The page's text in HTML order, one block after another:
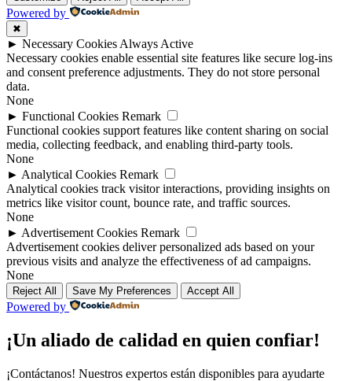
Powered by
✖
► Necessary Cookies Always Active
Necessary cookies enable essential site features like secure log-ins
and consent preference adjustments. They do not store personal
data.
None
► Functional Cookies Remark
Functional cookies support features like content sharing on social
media, collecting feedback, and enabling third-party tools.
None
► Analytical Cookies Remark
Analytical cookies track visitor interactions, providing insights on
metrics like visitor count, bounce rate, and traffic sources.
None
► Advertisement Cookies Remark
Advertisement cookies deliver personalized ads based on your
previous visits and analyze the effectiveness of ad campaigns.
None
Reject All Save My Preferences Accept All
Powered by
¡Un aliado de calidad en quien confiar!
¡Contáctanos! Nuestros expertos están disponibles para ayudarte